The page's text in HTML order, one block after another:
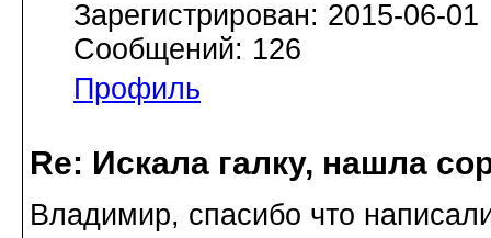
Зарегистрирован: 2015-06-01
Сообщений: 126
Профиль
Re: Искала галку, нашла
Владимир, спасибо что